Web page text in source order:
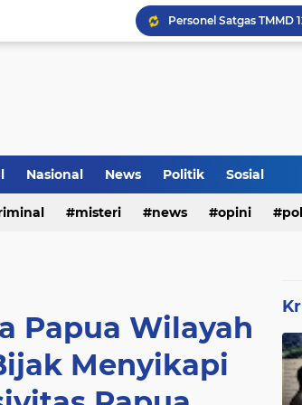
Rumah Bapak Sirajudin
Nasional News Politik Sosial
misteri news opini
Papua Wilayah
Menyikapi